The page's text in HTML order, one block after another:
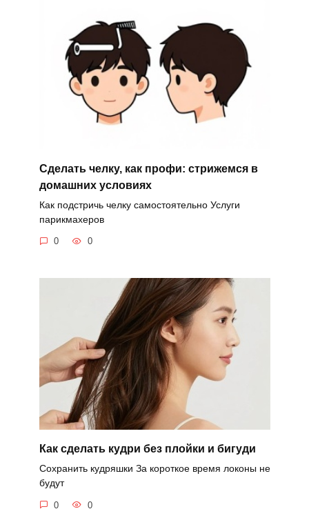
Сделать челку, как профи: стрижемся в
домашних условиях
Как подстричь челку самостоятельно Услуги
парикмахеров
0 0
Как сделать кудри без плойки и бигуди
Сохранить кудряшки За короткое время локоны не
будут
0 0